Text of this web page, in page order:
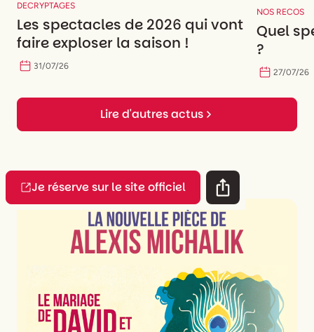
DECRYPTAGES
Les spectacles de 2026 qui vont
faire exploser la saison !
31/07/26
NOS RECOS
Quel
?
27/07/26
Lire d'autres actus
Je réserve sur le site officiel